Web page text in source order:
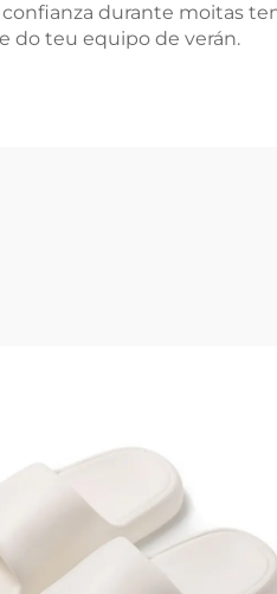
durante moitas
do teu equipo de verán.